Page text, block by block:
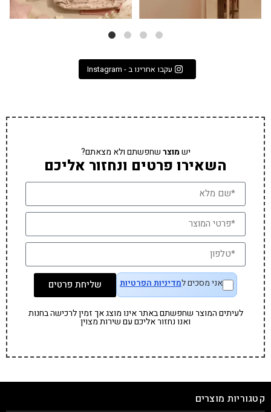
עקבו אחרינו ב - Instagram
ישמוצרשחפשתם ולא מצאתם?
השאירו פרטים ונחזור אליכם
אני מסכים למדיניות הפרטיות שליחת פרטים
לעיתים המוצר שחפשתם באתר אינו מוצג אך זמין לרכישה בחנות
ואנו נחזור אליכם עם שירות מצוין
קטגוריות מוצרים